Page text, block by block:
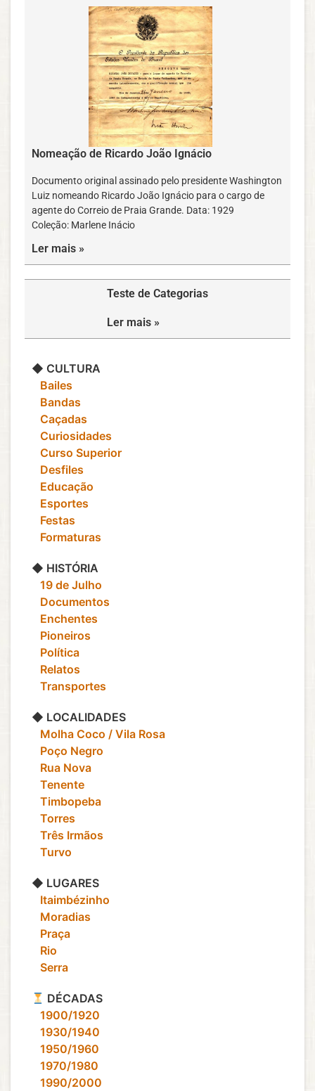
Nomeação de Ricardo João Ignácio
Documento original assinado pelo presidente Washington
Luiz nomeando Ricardo João Ignácio para o cargo de
agente do Correio de Praia Grande. Data: 1929
Coleção: Marlene Inácio
Ler mais »
Teste de Categorias
Ler mais »
◆ CULTURA
‎ ‎ ‎ Bailes
‎ ‎ ‎ Bandas
‎ ‎ ‎ Caçadas
‎ ‎ ‎ Curiosidades
‎ ‎ ‎ Curso Superior
‎ ‎ ‎ Desfiles
‎ ‎ ‎ Educação
‎ ‎ ‎ Esportes
‎ ‎ ‎ Festas
‎ ‎ ‎ Formaturas
◆ HISTÓRIA
‎ ‎ ‎ 19 de Julho
‎ ‎ ‎ Documentos
‎ ‎ ‎ Enchentes
‎ ‎ ‎ Pioneiros
‎ ‎ ‎ Política
‎ ‎ ‎ Relatos
‎ ‎ ‎ Transportes
◆ LOCALIDADES
‎ ‎ ‎ Molha Coco / Vila Rosa
‎ ‎ ‎ Poço Negro
‎ ‎ ‎ Rua Nova
‎ ‎ ‎ Tenente
‎ ‎ ‎ Timbopeba
‎ ‎ ‎ Torres
‎ ‎ ‎ Três Irmãos
‎ ‎ ‎ Turvo
◆ LUGARES
‎ ‎ ‎ Itaimbézinho
‎ ‎ ‎ Moradias
‎ ‎ ‎ Praça
‎ ‎ ‎ Rio
‎ ‎ ‎ Serra
DÉCADAS
‎ ‎ ‎ 1900/1920
‎ ‎ ‎ 1930/1940
‎ ‎ ‎ 1950/1960
‎ ‎ ‎ 1970/1980
‎ ‎ ‎ 1990/2000